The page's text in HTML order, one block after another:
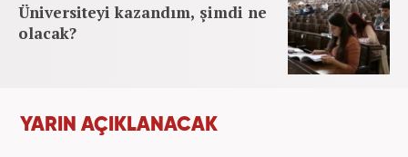
Üniversiteyi kazandım, şimdi ne
olacak?
YARIN AÇIKLANACAK